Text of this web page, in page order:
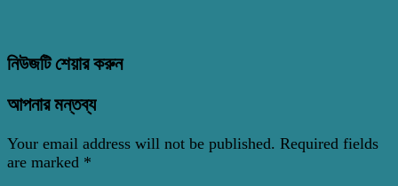
নিউজটি শেয়ার করুন
আপনার মন্তব্য
Your email address will not be published. Required fields
are marked *